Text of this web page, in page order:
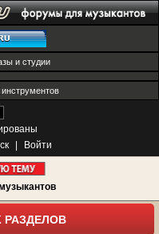
и студии
Войти
РАЗДЕЛОВ